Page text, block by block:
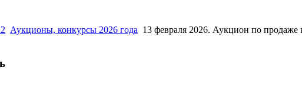
Аукционы, конкурсы 2026 года 13 февраля 2026. Аукцион по продаже